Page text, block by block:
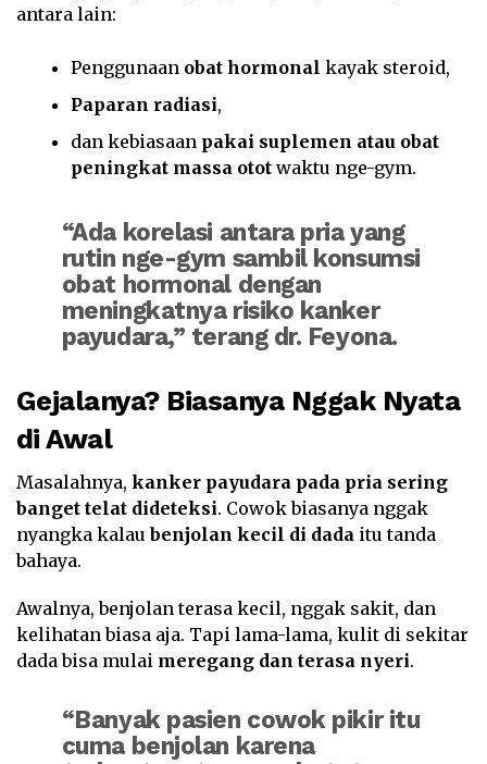
antara lain:
Penggunaan obat hormonal kayak steroid,
Paparan radiasi,
dan kebiasaan pakai suplemen atau obat
peningkat massa otot waktu nge-gym.
“Ada korelasi antara pria yang
rutin nge-gym sambil konsumsi
obat hormonal dengan
meningkatnya risiko kanker
payudara,” terang dr. Feyona.
Gejalanya? Biasanya Nggak Nyata
di Awal
Masalahnya, kanker payudara pada pria sering
banget telat dideteksi. Cowok biasanya nggak
nyangka kalaubenjolan kecil di dada itu tanda
bahaya.
Awalnya, benjolan terasa kecil, nggak sakit, dan
kelihatan biasa aja. Tapi lama-lama, kulit di sekitar
dada bisa mulai meregang dan terasa nyeri.
“Banyak pasien cowok pikir itu
cuma benjolan karena